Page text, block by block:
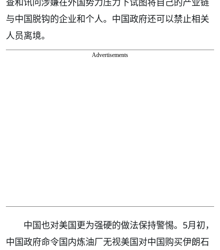
与中国脱钩的企业和个人。中国政府还可以禁止相关
人员离境。
Advertisements
中国也对美国更为强硬的做法保持警惕。5月初，
中国政府命令国内炼油厂无视美国对中国购买伊朗石